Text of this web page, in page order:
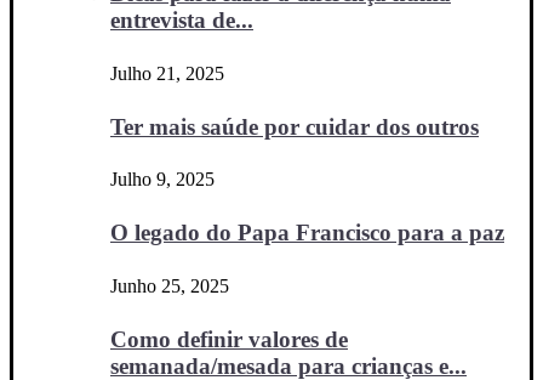
entrevista de...
Julho 21, 2025
Ter mais saúde por cuidar dos outros
Julho 9, 2025
O legado do Papa Francisco para a paz
Junho 25, 2025
Como definir valores de
semanada/mesada para crianças e...